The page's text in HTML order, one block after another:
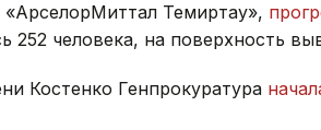
Темиртау»,
252 человека, на поверхность
Костенко Генпрокуратура